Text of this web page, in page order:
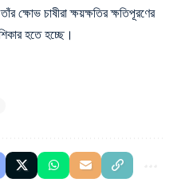
ক্ষোভ চাষীরা ক্ষয়ক্ষতির ক্ষতিপূরণের
হতে হচ্ছে।